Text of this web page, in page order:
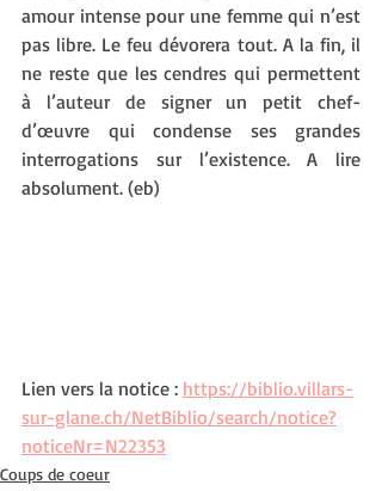
amour intense pour une femme qui n’est
pas libre. Le feu dévorera tout. A la fin, il
ne reste que les cendres qui permettent
à l’auteur de signer un petit chef-
d’œuvre qui condense ses grandes
interrogations sur l’existence. A lire
absolument. (eb)
Lien vers la notice : https://biblio.villars-
sur-glane.ch/NetBiblio/search/notice?
noticeNr=N22353
Coups de coeur